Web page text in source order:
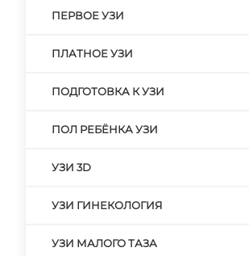
ПЕРВОЕ УЗИ
ПЛАТНОЕ УЗИ
ПОДГОТОВКА К УЗИ
ПОЛ РЕБЁНКА УЗИ
УЗИ 3D
УЗИ ГИНЕКОЛОГИЯ
УЗИ МАЛОГО ТАЗА